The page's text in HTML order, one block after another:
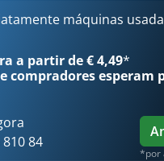
máquinas
a partir de € 4,49*
compradoresesperam
84
*por